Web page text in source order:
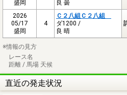
盛岡
良 曇
2026
05/17
盛岡
4
Ｃ２八組Ｃ２八組
ダ1200 /
良 晴
※情報の見方
レース名
距離 / 馬場 天候
直近の発走状況